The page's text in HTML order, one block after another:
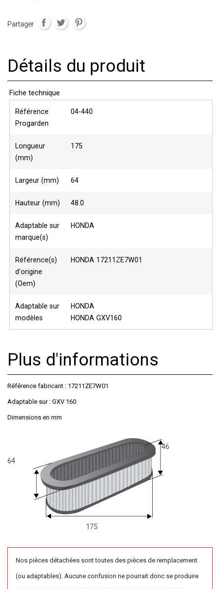
Partager
Détails du produit
Fiche technique
Référence
Progarden
04-440
Longueur
(mm)
175
Largeur (mm) 64
Hauteur (mm) 48.0
Adaptable sur
marque(s)
HONDA
Référence(s)
d'origine
(Oem)
HONDA 17211ZE7W01
Adaptable sur
modèles
HONDA
HONDA GXV160
Plus d'informations
Référence fabricant : 17211ZE7W01
Adaptable sur : GXV 160
Dimensions en mm
64
46
175
Nos pièces détachées sont toutes des pièces de remplacement
(ou adaptables). Aucune confusion ne pourrait donc se produire